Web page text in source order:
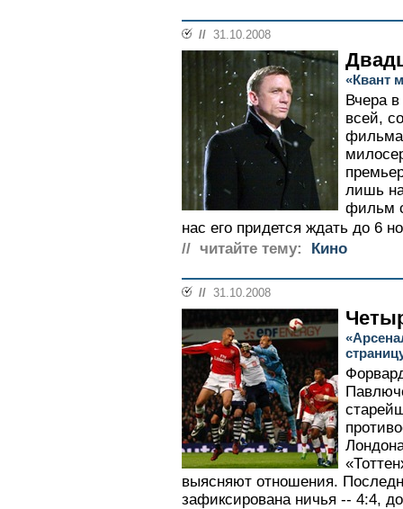
// 31.10.2008
«Квант
Вчера
всей,
фильма
лишь
фильм
нас его придется ждать до 6
// читайте тему:
Кино
// 31.10.2008
выясняют отношения.
зафиксирована ничья -- 4:4,